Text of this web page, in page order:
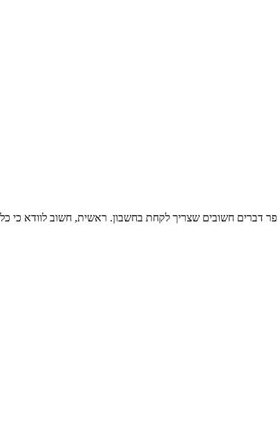
דברים חשובים שצריך לקחת בחשבון. ראשית, חשוב לוודא